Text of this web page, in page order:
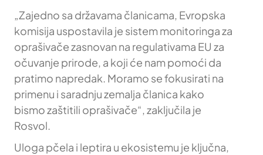
„Zajedno sa državama članicama, Evropska
komisija uspostavila je sistem monitoringa za
oprašivače zasnovan na regulativama EU za
očuvanje prirode, a koji će nam pomoći da
pratimo napredak. Moramo se fokusirati na
primenu i saradnju zemalja članica kako
bismo zaštitili oprašivače“, zaključila je
Rosvol.
Uloga pčela i leptira u ekosistemu je ključna,